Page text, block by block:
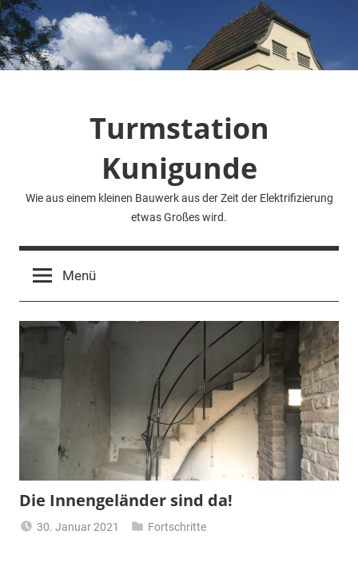
Zum
Inhalt
springen
Turmstation
Kunigunde
Wie aus einem kleinen Bauwerk aus der Zeit der Elektrifizierung
etwas Großes wird.
Menü
Die Innengeländer sind da!
30. Januar 2021
Fortschritte